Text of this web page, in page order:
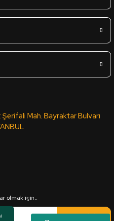
Panel - 18*1220*2800mm
TL
Panel - 18*1220*2800mm
Şerifali Mah. Bayraktar Bulvarı
olmak için..
Kaydol